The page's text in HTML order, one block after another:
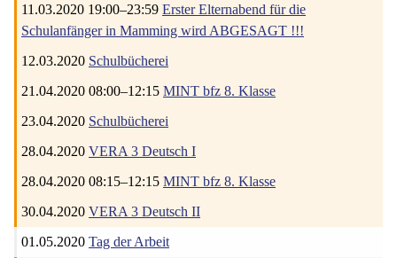
11.03.2020 19:00–23:59 Erster Elternabend für die
Schulanfänger in Mamming wird ABGESAGT !!!
12.03.2020 Schulbücherei
21.04.2020 08:00–12:15 MINT bfz 8. Klasse
23.04.2020 Schulbücherei
28.04.2020 VERA 3 Deutsch I
28.04.2020 08:15–12:15 MINT bfz 8. Klasse
30.04.2020 VERA 3 Deutsch II
01.05.2020 Tag der Arbeit